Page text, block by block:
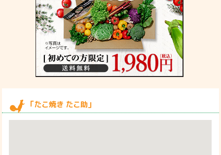
「たこ焼き たこ助」